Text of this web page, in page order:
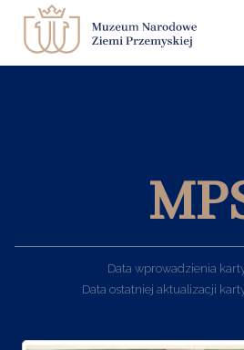
Edukacja
Księgarnia
Kontakt
BIP
Data wprowadzienia
Data ostatniej aktualizacji